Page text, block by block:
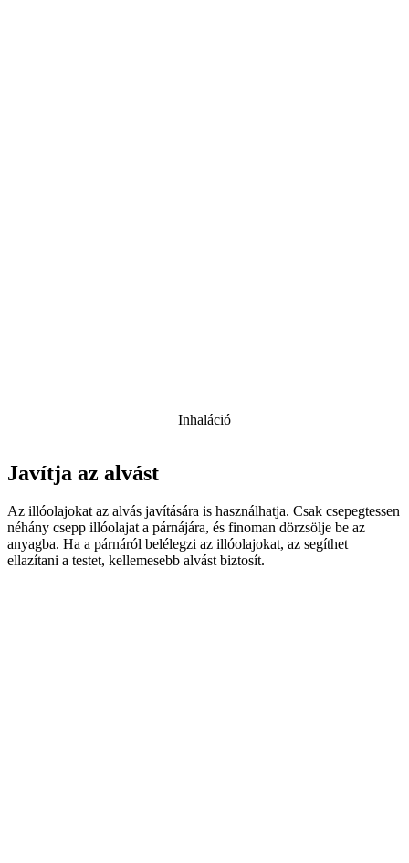
Inhaláció
Javítja az alvást
Az illóolajokat az alvás javítására is használhatja. Csak csepegtessen
néhány csepp illóolajat a párnájára, és finoman dörzsölje be az
anyagba. Ha a párnáról belélegzi az illóolajokat, az segíthet
ellazítani a testet, kellemesebb alvást biztosít.